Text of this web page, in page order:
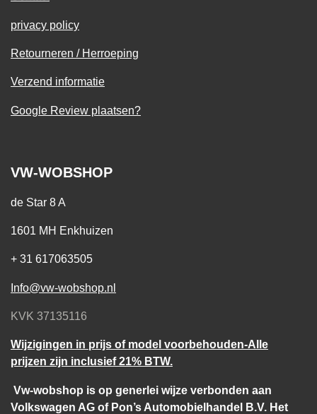
privacy policy
Retourneren / Herroeping
Verzend informatie
Google Review plaatsen?
VW-WOBSHOP
de Star 8 A
1601 MH Enkhuizen
+ 31 617063505
Info@vw-wobshop.nl
KVK 37135116
Wijzigingen in prijs of model voorbehouden-Alle
prijzen zijn inclusief 21% BTW.
Vw-wobshop is op generlei wijze verbonden aan
Volkswagen AG of Pon’s Automobielhandel B.V. Het